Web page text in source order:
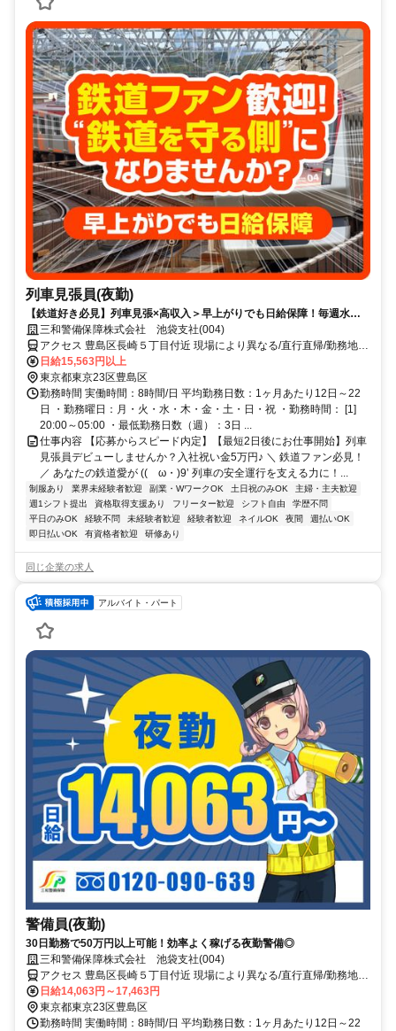
列車見張員(夜勤)
【鉄道好き必見】列車見張×高収入＞早上がりでも日給保障！毎週水曜
が給料日！日払いもOK！
三和警備保障株式会社 池袋支社(004)
アクセス 豊島区長崎５丁目付近 現場により異なる/直行直帰/勤務地相
談可 ■電話面接■来社不要■即日勤務
日給15,563円以上
東京都東京23区豊島区
勤務時間 実働時間：8時間/日 平均勤務日数：1ヶ月あたり12日～22
日 ・勤務曜日：月・火・水・木・金・土・日・祝 ・勤務時間： [1]
20:00～05:00 ・最低勤務日数（週）：3日 ...
仕事内容 【応募からスピード内定】【最短2日後にお仕事開始】列車
見張員デビューしませんか？入社祝い金5万円♪ ＼ 鉄道ファン必見！
／ あなたの鉄道愛が ((ゝω・)9’ 列車の安全運行を支える力に！...
制服あり 業界未経験者歓迎 副業・WワークOK 土日祝のみOK
主婦・主夫歓迎
週1シフト提出
資格取得支援あり フリーター歓迎 シフト自由
学歴不問
平日のみOK
経験不問 未経験者歓迎 経験者歓迎 ネイルOK 夜間
週払いOK
即日払いOK
有資格者歓迎 研修あり
同じ企業の求人
アルバイト・パート
警備員(夜勤)
30日勤務で50万円以上可能！効率よく稼げる夜勤警備◎
三和警備保障株式会社 池袋支社(004)
アクセス 豊島区長崎５丁目付近 現場により異なる/直行直帰/勤務地相
談可 ■電話面接■来社不要■即日勤務
日給14,063円～17,463円
東京都東京23区豊島区
勤務時間 実働時間：8時間/日 平均勤務日数：1ヶ月あたり12日～22